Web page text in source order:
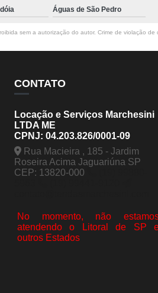
Águas de São Pedro
sem a autorização do autor. Crime de violação
CONTATO
Locação e Serviços Marchesini
LTDA ME
CPNJ: 04.203.826/0001-09
Rua Macieira , 185 - Jardim
Roseira Acima Jaguariúna SP
CEP: 13820-000
No momento, não
atendendo o Litoral de SP
outros Estados